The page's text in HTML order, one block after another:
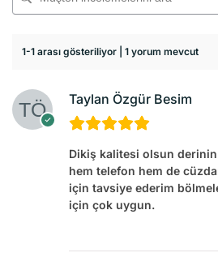
1-1 arası gösteriliyor | 1 yorum mevcut
Taylan Özgür Besim
Dikiş kalitesi olsun
hem telefon hem de
için tavsiye ederim
için çok uygun.